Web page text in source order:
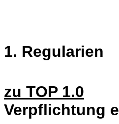
1. Regularien
zu TOP 1.0
Verpflichtung